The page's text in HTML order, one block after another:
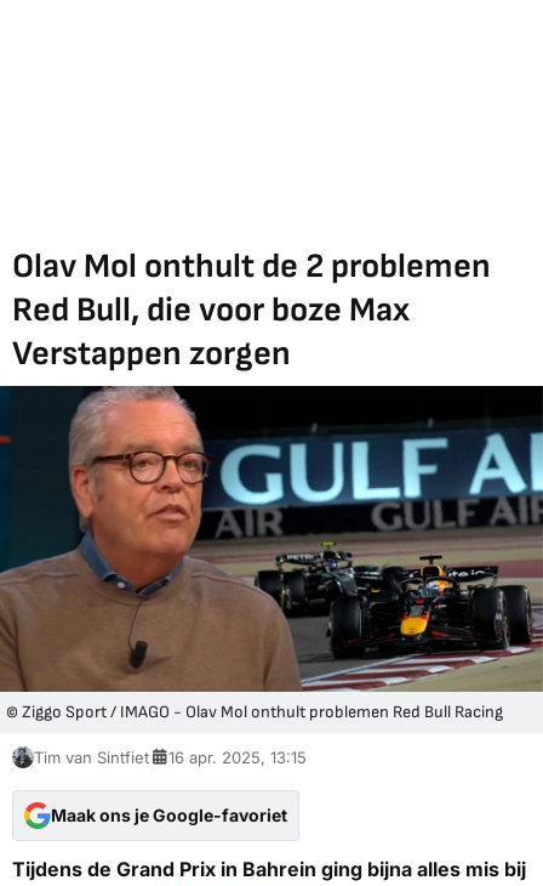
Olav Mol onthult de 2 problemen
Red Bull, die voor boze Max
Verstappen zorgen
© Ziggo Sport / IMAGO - Olav Mol onthult problemen Red Bull Racing
Tim van Sintfiet 16 apr. 2025, 13:15
Maak ons je Google-favoriet
Tijdens de Grand Prix in Bahrein ging bijna alles mis bij